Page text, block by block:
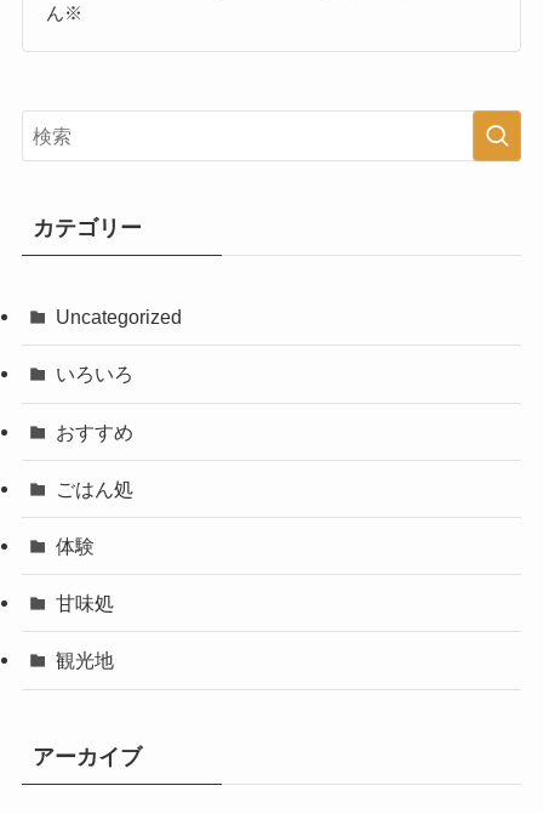
ん※
カテゴリー
Uncategorized
いろいろ
おすすめ
ごはん処
体験
甘味処
観光地
アーカイブ